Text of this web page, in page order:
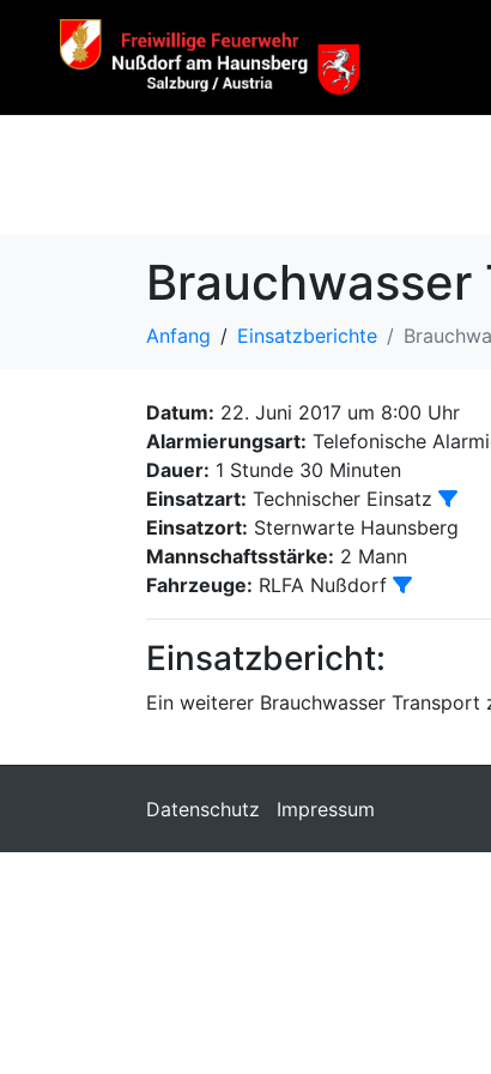
Brauchwasser
Anfang Einsatzberichte
Datum: 22. Juni 2017 um 8:00 Uhr
Alarmierungsart: Telefonische
Dauer: 1 Stunde 30 Minuten
Einsatzart: Technischer Einsatz
Einsatzort: Sternwarte Haunsberg
Mannschaftsstärke: 2 Mann
Fahrzeuge: RLFA Nußdorf
Einsatzbericht:
Ein weiterer Brauchwasser
Datenschutz Impressum